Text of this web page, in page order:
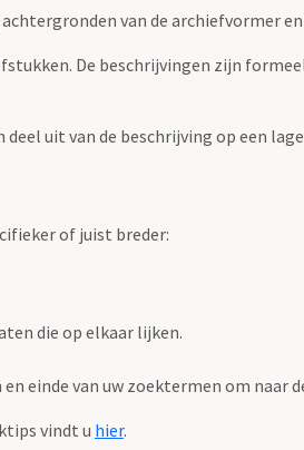
van de archiefvormer
De beschrijvingen zijn
uit van de beschrijving op een
of juist breder:
die op elkaar lijken.
einde van uw zoektermen om naar
vindt u hier.